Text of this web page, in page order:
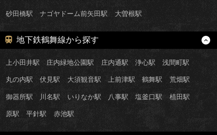
砂田橋駅 ナゴヤドーム前矢田駅 大曽根駅
地下鉄鶴舞線から探す
上小田井駅 庄内緑地公園駅 庄内通駅 浄心駅 浅間町駅
丸の内駅 伏見駅 大須観音駅 上前津駅 鶴舞駅 荒畑駅
御器所駅 川名駅 いりなか駅 八事駅 塩釜口駅 植田駅
原駅 平針駅 赤池駅